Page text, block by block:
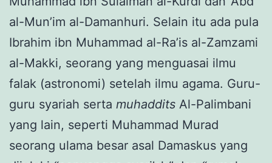
al-Mun’im al-Damanhuri. Selain itu ada pula
Ibrahim ibn Muhammad al-Ra’is al-Zamzami
al-Makki, seorang yang menguasai ilmu
falak (astronomi) setelah ilmu agama. Guru-
guru syariah serta muhaddits Al-Palimbani
yang lain, seperti Muhammad Murad
seorang ulama besar asal Damaskus yang